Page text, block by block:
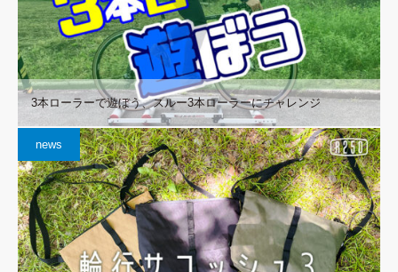
3本ローラーで遊ぼう、スルー3本ローラーにチャレンジ
news